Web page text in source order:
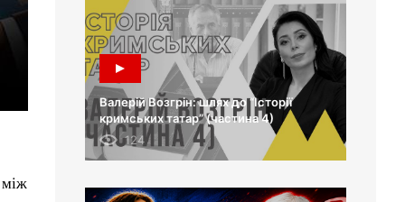
між
Валерій Возгрін: шлях до “Історії
кримських татар” (частина 4)
124